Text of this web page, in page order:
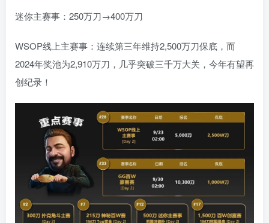
迷你主赛事：250万刀→400万刀
WSOP线上主赛事：连续第三年维持2,500万刀保底，而
2024年奖池为2,910万刀，几乎突破三千万大关，今年有望再
创纪录！